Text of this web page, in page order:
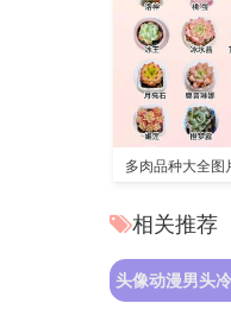
多肉品种大全图
相关推荐
头像动漫男头